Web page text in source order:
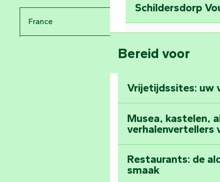
Abdij van
Klim naar de top
Schildersdorp
Al het dagboek
Bereid voor
Vrijetijdssites: uw
Musea, kastelen,
verhalenvertellers
Restaurants: de
smaak
France